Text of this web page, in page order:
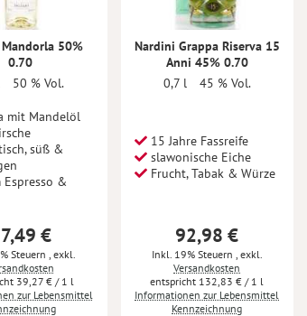
50%
0.70
50 % Vol.
mit Mandelöl
süß &
Espresso &
€
Steuern
exkl.
39,27 € / 1 l
zur Lebensmittel
Nardini Grappa Riserva 15
Anni 45% 0.70
0,7 l
45 % Vol.
15 Jahre Fassreife
slawonische Eiche
Frucht, Tabak & Würze
92,98 €
Inkl. 19% Steuern exkl.
Versandkosten
132,83 € / 1 l
Informationen zur Lebensmittel
Kennzeichnung